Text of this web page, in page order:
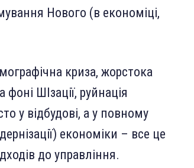
Нового (в економіці,
криза, жорстока
ШІзації, руйнація
у відбудові, а у повному
економіки – все це
до управління.